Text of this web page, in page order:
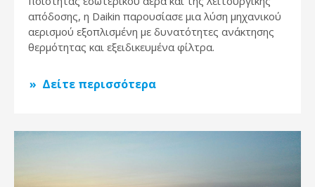
απόδοσης, η Daikin παρουσίασε μια λύση μηχανικού
αερισμού εξοπλισμένη με δυνατότητες ανάκτησης
θερμότητας και εξειδικευμένα φίλτρα.
Δείτε περισσότερα